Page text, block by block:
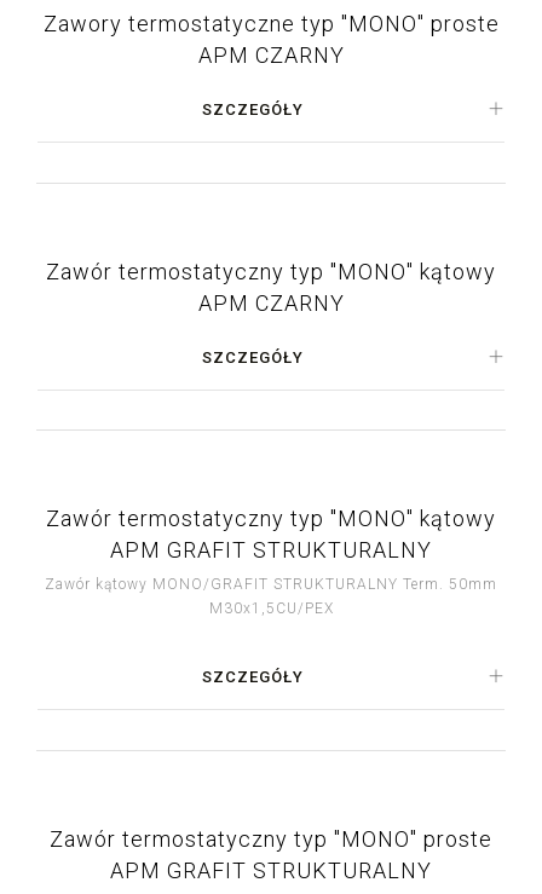
Zawory termostatyczne typ "MONO" proste
APM CZARNY
SZCZEGÓŁY
Zawór termostatyczny typ "MONO" kątowy
APM CZARNY
SZCZEGÓŁY
Zawór termostatyczny typ "MONO" kątowy
APM GRAFIT STRUKTURALNY
Zawór kątowy MONO/GRAFIT STRUKTURALNY Term. 50mm
M30x1,5CU/PEX
SZCZEGÓŁY
Zawór termostatyczny typ "MONO" proste
APM GRAFIT STRUKTURALNY